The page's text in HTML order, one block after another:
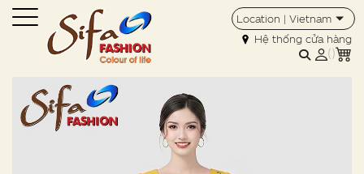
Location | Vietnam
Hệ thống cửa hàng
()